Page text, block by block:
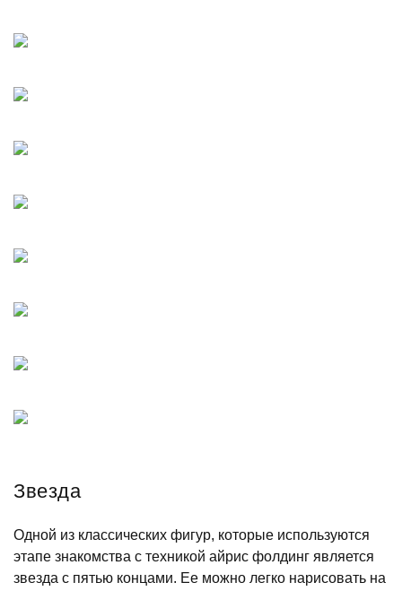
Звезда
Одной из классических фигур, которые используются
этапе знакомства с техникой айрис фолдинг является
звезда с пятью концами. Ее можно легко нарисовать на